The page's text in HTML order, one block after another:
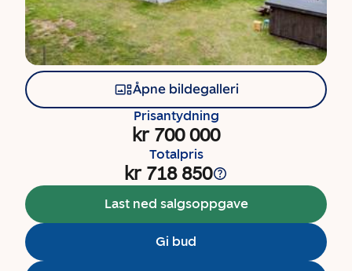
Åpne bildegalleri
Prisantydning
kr 700 000
Totalpris
kr 718 850
Last ned salgsoppgave
Gi bud